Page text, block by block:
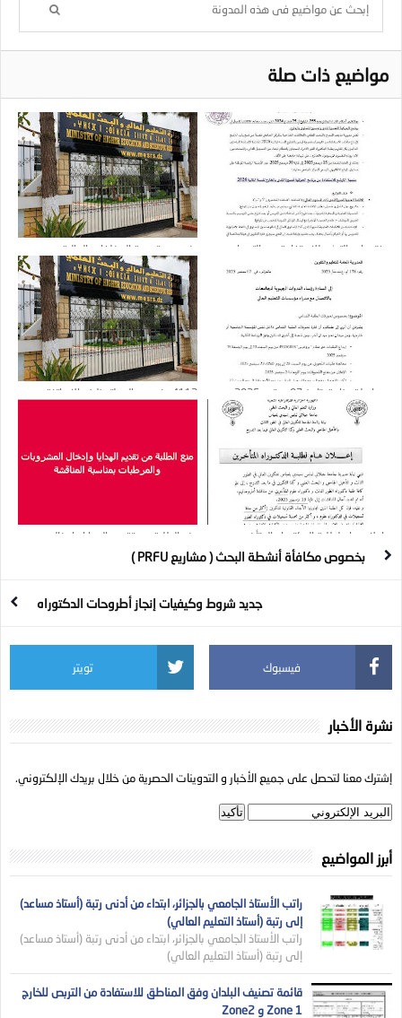
مواضيع ذات صلة
فتح باب الترشح للاستفادة من التربصات
قصيرة المدى بالخارج للسنة المالية 2026
بخصوص تسوية المخلفات المالية
مراسلة وزارية بتاريخ 07 سبتمبر 2025
بخصوص التحويلات
4112 منصب مالي لتوظيف الاساتذة
إعلان هام لطلبة الدكتوراه المتأخرين
منع الطلبة من تقديم الهدايا وإدخال
المشروبات والمرطبات بمناسبة المناقشةبخصوص مكافأة أنشطة البحث ( مشاريع PRFU )
جديد شروط وكيفيات إنجاز أطروحات الدكتوراه
فيسبوك تويتر
نشرة الأخبار
إشترك معنا لتحصل على جميع الأخبار و التدوينات الحصرية من خلال بريدك الإلكتروني.
أبرز المواضيع
راتب الأستاذ الجامعي بالجزائر، ابتداء من أدنى رتبة (أستاذ مساعد)
إلى رتبة (أستاذ التعليم العالي)
راتب الأستاذ الجامعي بالجزائر، ابتداء من أدنى رتبة (أستاذ مساعد)
إلى رتبة (أستاذ التعليم العالي)
قائمة تصنيف البلدان وفق المناطق للاستفادة من التربص للخارج
Zone 1 و Zone2